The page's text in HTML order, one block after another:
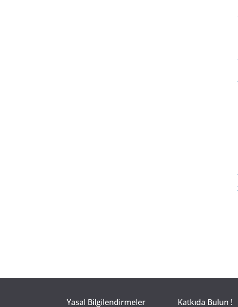
Yasal Bilgilendirmeler Katkıda Bulun !